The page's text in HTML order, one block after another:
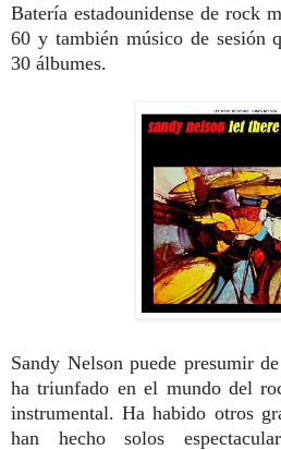
Batería estadounidense de rock
60 y también músico de sesión
30 álbumes.
Sandy Nelson puede presumir
ha triunfado en el mundo del
instrumental. Ha habido otros
han hecho solos